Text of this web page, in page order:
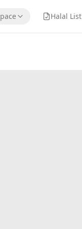
Halal List